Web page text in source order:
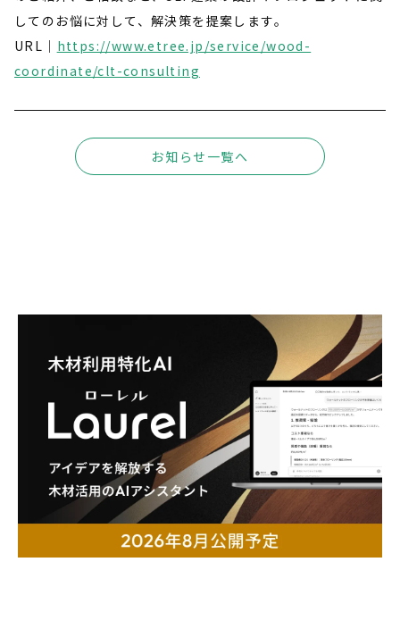
してのお悩に対して、解決策を提案します。
URL｜ https://www.etree.jp/service/wood-
coordinate/clt-consulting
お知らせ一覧へ